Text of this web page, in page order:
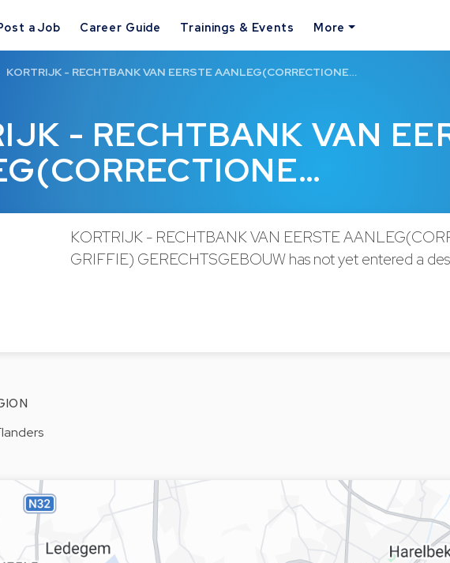
a Job Career Guide Trainings & Events More
- RECHTBANK VAN
KORTRIJK - RECHTBANK VAN EERSTE AANLEG(CORRECTIONE…
KORTRIJK - RECHTBANK VAN EERSTE
GRIFFIE) GERECHTSGEBOUW has not yet entered a